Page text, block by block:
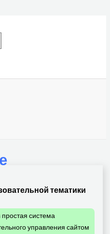
тематики
система
управления сайтом